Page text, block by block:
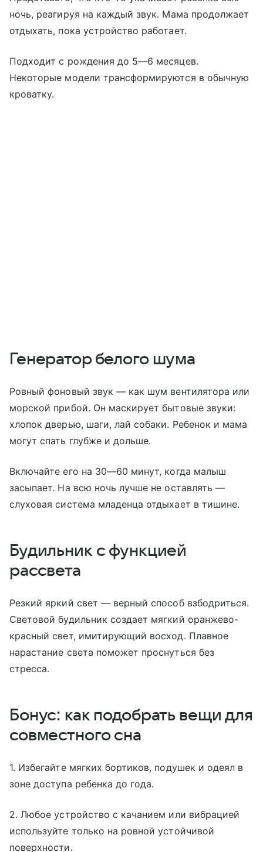
ночь, реагируя на каждый звук. Мама продолжает
отдыхать, пока устройство работает.
Подходит с рождения до 5—6 месяцев.
Некоторые модели трансформируются в обычную
кроватку.
Генератор белого шума
Ровный фоновый звук — как шум вентилятора или
морской прибой. Он маскирует бытовые звуки:
хлопок дверью, шаги, лай собаки. Ребенок и мама
могут спать глубже и дольше.
Включайте его на 30—60 минут, когда малыш
засыпает. На всю ночь лучше не оставлять —
слуховая система младенца отдыхает в тишине.
Будильник с функцией
рассвета
Резкий яркий свет — верный способ взбодриться.
Световой будильник создает мягкий оранжево-
красный свет, имитирующий восход. Плавное
нарастание света поможет проснуться без
стресса.
Бонус: как подобрать вещи для
совместного сна
1. Избегайте мягких бортиков, подушек и одеял в
зоне доступа ребенка до года.
2. Любое устройство с качанием или вибрацией
используйте только на ровной устойчивой
поверхности.